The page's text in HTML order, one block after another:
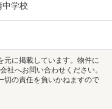
中学校
元に掲載しています。物件に
社へお問い合わせください。
切の責任を負いかねますので